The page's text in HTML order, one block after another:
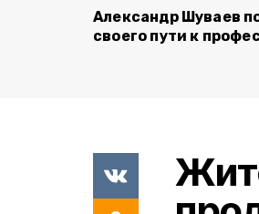
Александр Шуваев
своего пути к